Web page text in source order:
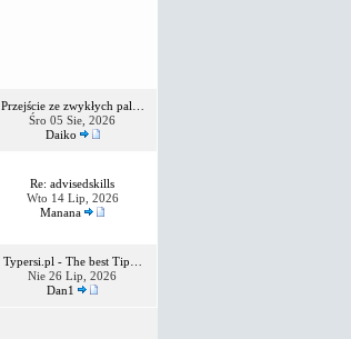
Przejście ze zwykłych pal…
Śro 05 Sie, 2026
Daiko
Re: advisedskills
Wto 14 Lip, 2026
Manana
Typersi.pl - The best Tip…
Nie 26 Lip, 2026
Dan1